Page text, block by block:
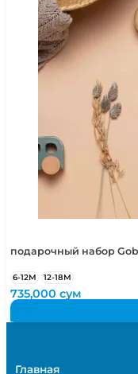
подарочный набор
6-12М 12-18М
735,000сум
Главная